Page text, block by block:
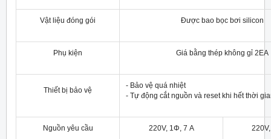
Vật liệu đóng gói Được bao bọc bơi silicon
Phụ kiện Giá bằng thép không gỉ 2EA
Thiết bị bảo vệ
- Bảo vệ quá nhiệt
- Tự động cắt nguồn và reset khi hết thời
Nguồn yêu cầu 220V, 1Φ, 7 A